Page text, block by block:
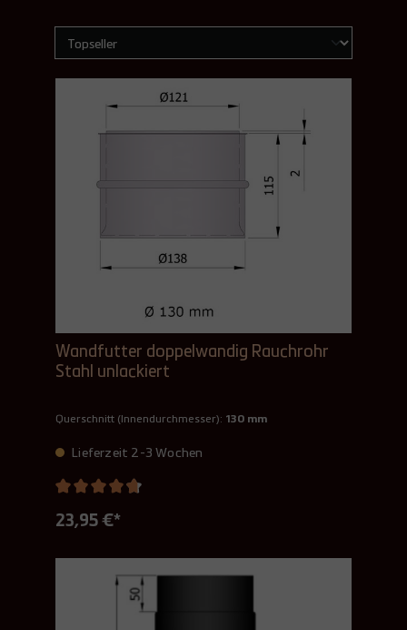
Wandfutter doppelwandig Rauchrohr
Stahl unlackiert
Querschnitt (Innendurchmesser): 130 mm
Lieferzeit 2-3 Wochen
23,95 €*